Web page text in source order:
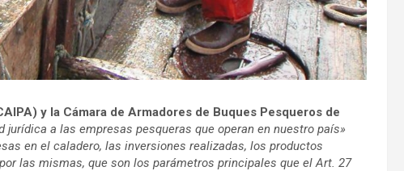
y la Cámara de Armadores de Buques Pesqueros de
jurídica a las empresas pesqueras que operan en nuestro país»
en el caladero, las inversiones realizadas, los productos
las mismas, que son los parámetros principales que el Art. 27